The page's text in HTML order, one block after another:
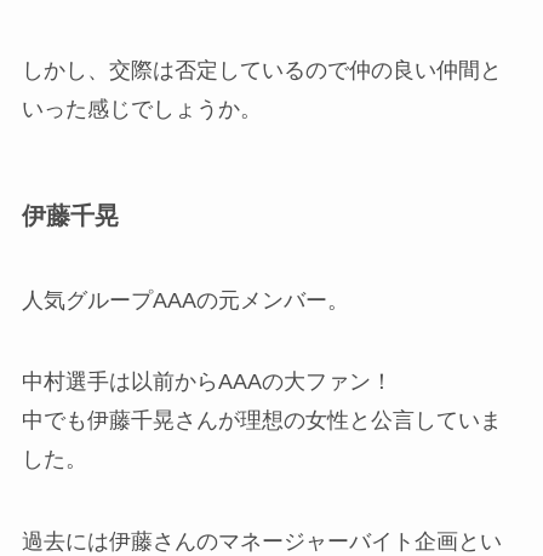
しかし、交際は否定しているので仲の良い仲間と
いった感じでしょうか。
伊藤千晃
人気グループAAAの元メンバー。
中村選手は以前からAAAの大ファン！
中でも伊藤千晃さんが理想の女性と公言していま
した。
過去には伊藤さんのマネージャーバイト企画とい